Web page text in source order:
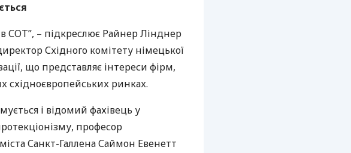
СОТ”, – підкреслює Райнер Лінднер
Східного комітету німецької
що представляє інтереси фірм,
східноєвропейських ринках.
і відомий фахівець у
професор
Санкт-Галлена Саймон Евенетт